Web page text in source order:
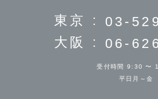
東京 : 03-
大阪 : 06-
受付時間 9:30 〜
平日月～金